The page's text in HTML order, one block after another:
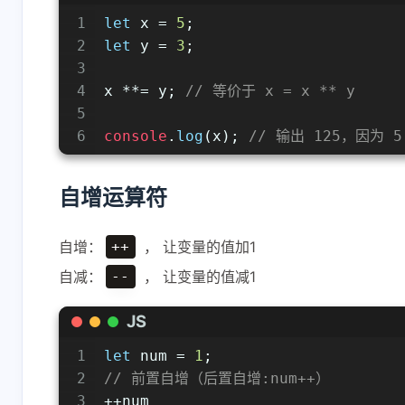
1
2
3
4
5
6
let x = 5 ;
let
y = 3 ;
x **= y; // 等价于 x = x ** y
console . log (x); // 输出 125，因为
自增运算符
自增： ++
， 让变量的值加1
自减：
-- ， 让变量的值减1
JS
1
2
3
let num = 1 ;
// 前置自增（后置自增:num++）
++num